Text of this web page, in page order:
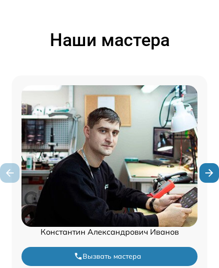
Наши мастера
Константин Александрович Иванов
Вызвать мастера